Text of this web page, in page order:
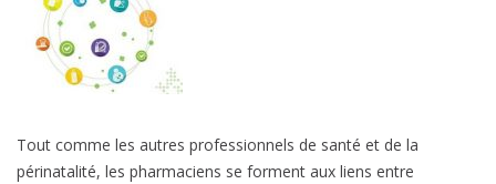
Tout comme les autres professionnels de santé et de la
périnatalité, les pharmaciens se forment aux liens entre